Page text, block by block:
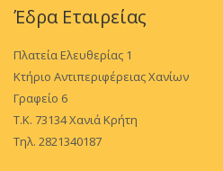
Έδρα Εταιρείας
Πλατεία Ελευθερίας 1
Κτήριο Αντιπεριφέρειας Χανίων
Γραφείο 6
Τ.Κ. 73134 Χανιά Κρήτη
Τηλ. 2821340187